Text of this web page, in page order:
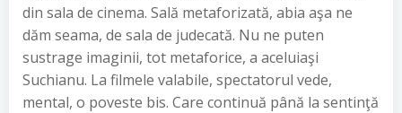
din sala de cinema. Sală metaforizată, abia aşa ne
dăm seama, de sala de judecată. Nu ne puten
sustrage imaginii, tot metaforice, a aceluiaşi
Suchianu. La filmele valabile, spectatorul vede,
mental, o poveste bis. Care continuă până la sentinţă